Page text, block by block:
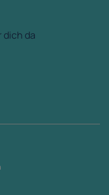
dich da